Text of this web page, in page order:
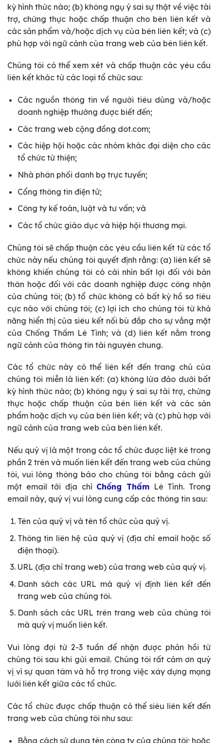
kỳ hình thức nào; (b) không ngụ ý sai sự thật về việc tài
trợ, chứng thực hoặc chấp thuận cho bên liên kết và
các sản phẩm và/hoặc dịch vụ của bên liên kết; và (c)
phù hợp với ngữ cảnh của trang web của bên liên kết.
Chúng tôi có thể xem xét và chấp thuận các yêu cầu
liên kết khác từ các loại tổ chức sau:
Các nguồn thông tin về người tiêu dùng và/hoặc
doanh nghiệp thường được biết đến;
Các trang web cộng đồng dot.com;
Các hiệp hội hoặc các nhóm khác đại diện cho các
tổ chức từ thiện;
Nhà phân phối danh bạ trực tuyến;
Cổng thông tin điện tử;
Công ty kế toán, luật và tư vấn; và
Các tổ chức giáo dục và hiệp hội thương mại.
Chúng tôi sẽ chấp thuận các yêu cầu liên kết từ các tổ
chức này nếu chúng tôi quyết định rằng: (a) liên kết sẽ
không khiến chúng tôi có cái nhìn bất lợi đối với bản
thân hoặc đối với các doanh nghiệp được công nhận
của chúng tôi; (b) tổ chức không có bất kỳ hồ sơ tiêu
cực nào với chúng tôi; (c) lợi ích cho chúng tôi từ khả
năng hiển thị của siêu kết nối bù đắp cho sự vắng mặt
của Chống Thấm Lê Tình; và (d) liên kết nằm trong
ngữ cảnh của thông tin tài nguyên chung.
Các tổ chức này có thể liên kết đến trang chủ của
chúng tôi miễn là liên kết: (a) không lừa đảo dưới bất
kỳ hình thức nào; (b) không ngụ ý sai sự tài trợ, chứng
thực hoặc chấp thuận của bên liên kết và các sản
phẩm hoặc dịch vụ của bên liên kết; và (c) phù hợp với
ngữ cảnh của trang web của bên liên kết.
Nếu quý vị là một trong các tổ chức được liệt kê trong
phần 2 trên và muốn liên kết đến trang web của chúng
tôi, vui lòng thông báo cho chúng tôi bằng cách gửi
một email tới địa chỉ Chống Thấm Lê Tình. Trong
email này, quý vị vui lòng cung cấp các thông tin sau:
Tên của quý vị và tên tổ chức của quý vị.
Thông tin liên hệ của quý vị (địa chỉ email hoặc số
điện thoại).
URL (địa chỉ trang web) của trang web của quý vị.
Danh sách các URL mà quý vị định liên kết đến
trang web của chúng tôi.
Danh sách các URL trên trang web của chúng tôi
mà quý vị muốn liên kết.
Vui lòng đợi từ 2-3 tuần để nhận được phản hồi từ
chúng tôi sau khi gửi email. Chúng tôi rất cảm ơn quý
vị vì sự quan tâm và hỗ trợ trong việc xây dựng mạng
lưới liên kết giữa các tổ chức.
Các tổ chức được chấp thuận có thể siêu liên kết đến
trang web của chúng tôi như sau:
Bằng cách sử dụng tên công ty của chúng tôi; hoặc